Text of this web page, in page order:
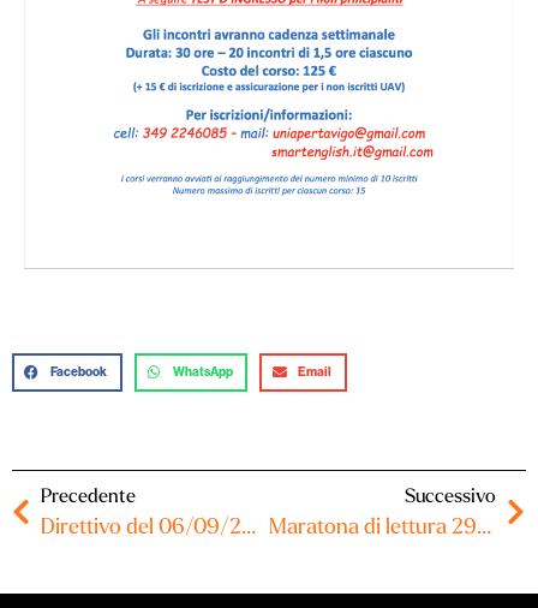
Facebook WhatsApp Email
Precedente
Direttivo del 06/09/2023 – Verbale
Successivo
Maratona di lettura 29/09/2023